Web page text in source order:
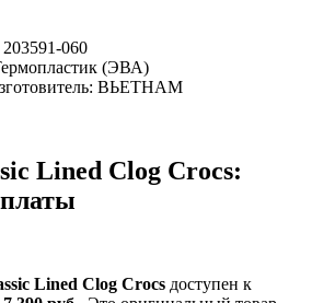
060
(ЭВА)
ВЬЕТНАМ
Lined Clog Crocs:
Lined Clog Crocs доступен к